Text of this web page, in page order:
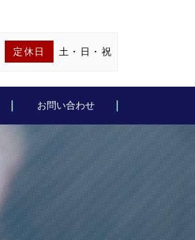
定休日 土・日・祝
お問い合わせ